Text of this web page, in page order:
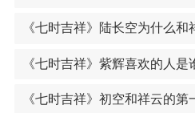
《七时吉祥》陆长空为什么和
《七时吉祥》紫辉喜欢的人是
《七时吉祥》初空和祥云的第